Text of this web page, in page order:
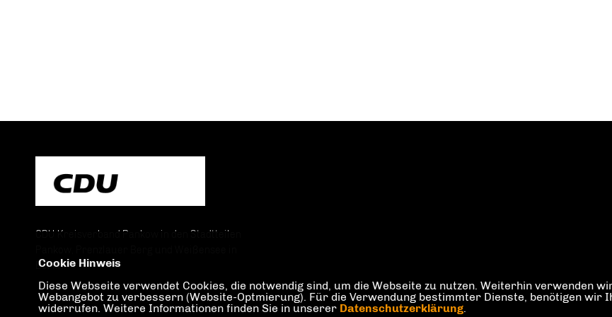
CDU Kreisverband Pankow in den Stadtteilen
Berlin
Cookie Hinweis
Diese Webseite verwendet Cookies, die notwendig sind, um die Webseite zu nutzen. Weiterhin verwenden
Webangebot zu verbessern (Website-Optmierung). Für die Verwendung bestimmter Dienste, benötigen wir
widerrufen. Weitere Informationen finden Sie in unserer Datenschutzerklärung.